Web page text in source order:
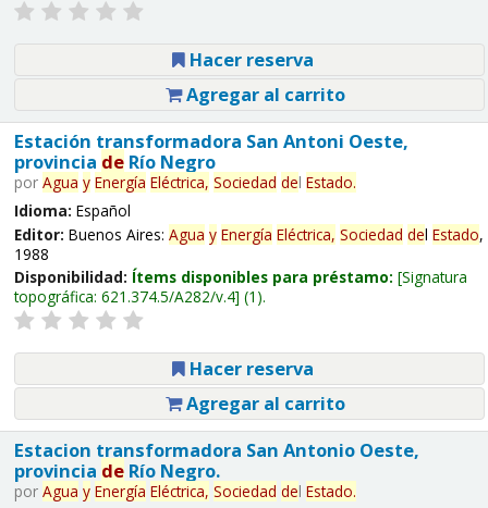
Hacer reserva
Agregar al carrito
Estación transformadora San Antoni Oeste,
provincia deRío Negro
por Agua y Energía Eléctrica, Sociedad del Estado.
Idioma: Español
Editor: Buenos Aires: Agua y Energía Eléctrica, Sociedad del Estado,
1988
Disponibilidad: Ítems disponibles para préstamo: Signatura
topográfica: 621.374.5/A282/v.4 (1).
Hacer reserva
Agregar al carrito
Estacion transformadora San Antonio Oeste,
provincia deRío Negro.
por Agua y Energía Eléctrica, Sociedad del Estado.